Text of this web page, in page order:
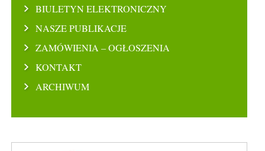
BIULETYN ELEKTRONICZNY
NASZE PUBLIKACJE
ZAMÓWIENIA – OGŁOSZENIA
KONTAKT
ARCHIWUM